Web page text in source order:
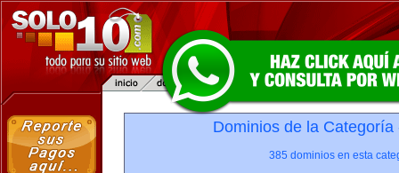
Dominios de la
385 dominios en esta